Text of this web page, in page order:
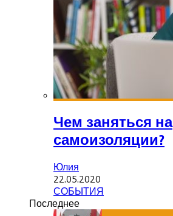
Чем заняться на
самоизоляции?
Юлия
22.05.2020
СОБЫТИЯ
Последнее